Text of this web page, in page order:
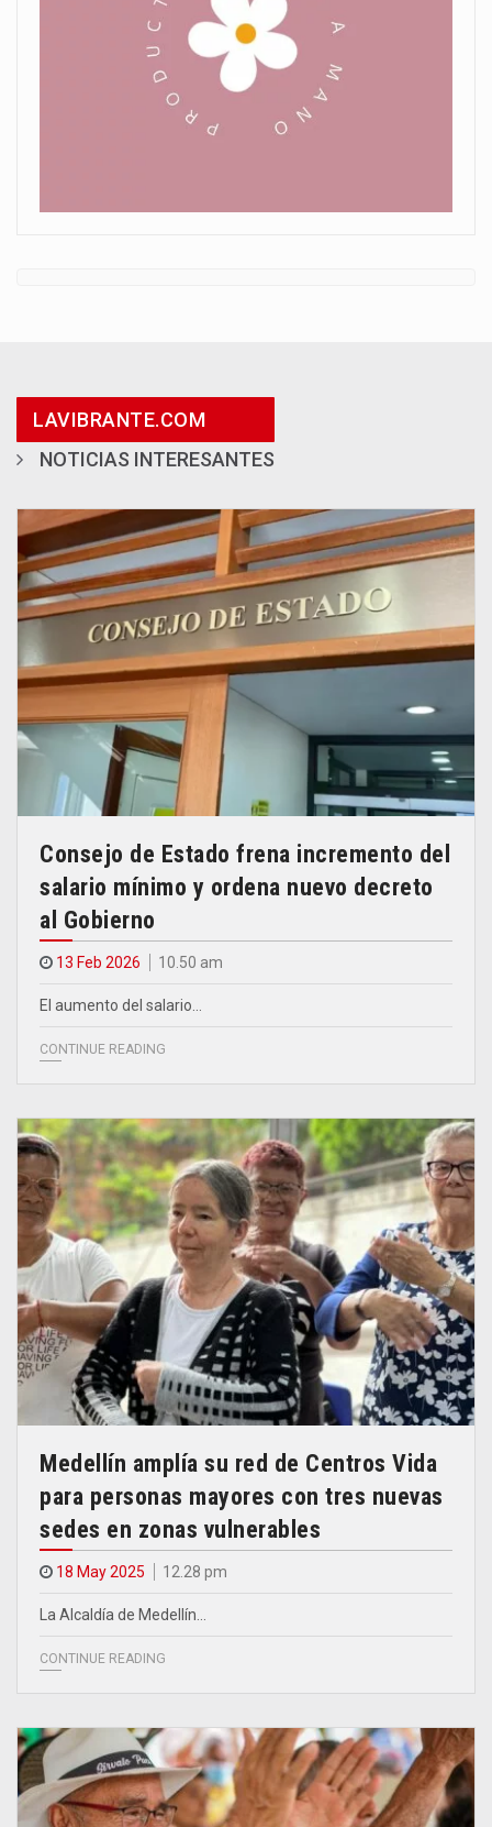
LAVIBRANTE.COM
NOTICIAS INTERESANTES
Consejo de Estado frena incremento del
salario mínimo y ordena nuevo decreto
al Gobierno
13 Feb 2026 10.50 am
El aumento del salario…
CONTINUE READING
Medellín amplía su red de Centros Vida
para personas mayores con tres nuevas
sedes en zonas vulnerables
18 May 2025 12.28 pm
La Alcaldía de Medellín…
CONTINUE READING